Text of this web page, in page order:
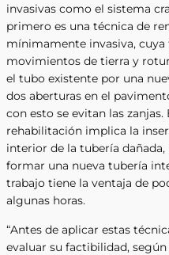
invasivas como el sistema
primero es una técnica de
mínimamente invasiva,
movimientos de tierra y
el tubo existente por una
dos aberturas en el
con esto se evitan las
rehabilitación implica la
interior de la tubería dañada,
formar una nueva tubería
trabajo tiene la ventaja de
algunas horas.
“Antes de aplicar estas
evaluar su factibilidad,